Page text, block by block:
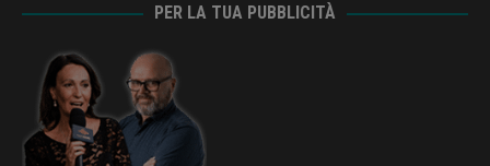
PER LA TUA PUBBLICITÀ